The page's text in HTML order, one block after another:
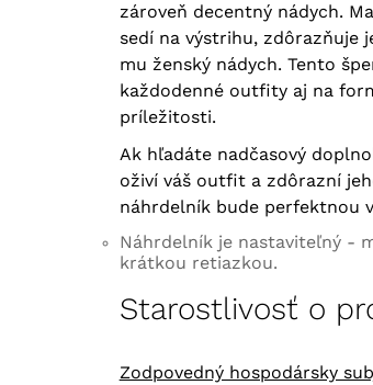
zároveň decentný nádych.
sedí na výstrihu, zdôrazňuje
mu ženský nádych. Tento
každodenné outfity aj na
príležitosti.
Ak hľadáte nadčasový
oživí váš outfit a zdôrazní
náhrdelník bude perfektnou
Náhrdelník je nastaviteľný -
krátkou retiazkou.
Starostlivosť o
Zodpovedný hospodársky